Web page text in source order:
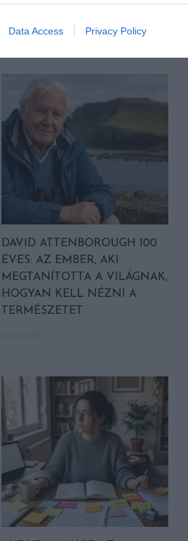
Data Access Privacy Policy
DAVID ATTENBOROUGH 100
ÉVES: AZ EMBER, AKI
MEGTANÍTOTTA A VILÁGNAK,
HOGYAN KELL NÉZNI A
TERMÉSZETET